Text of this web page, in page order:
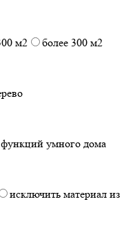
м2
более 300 м2
функций умного дома
исключить материал из